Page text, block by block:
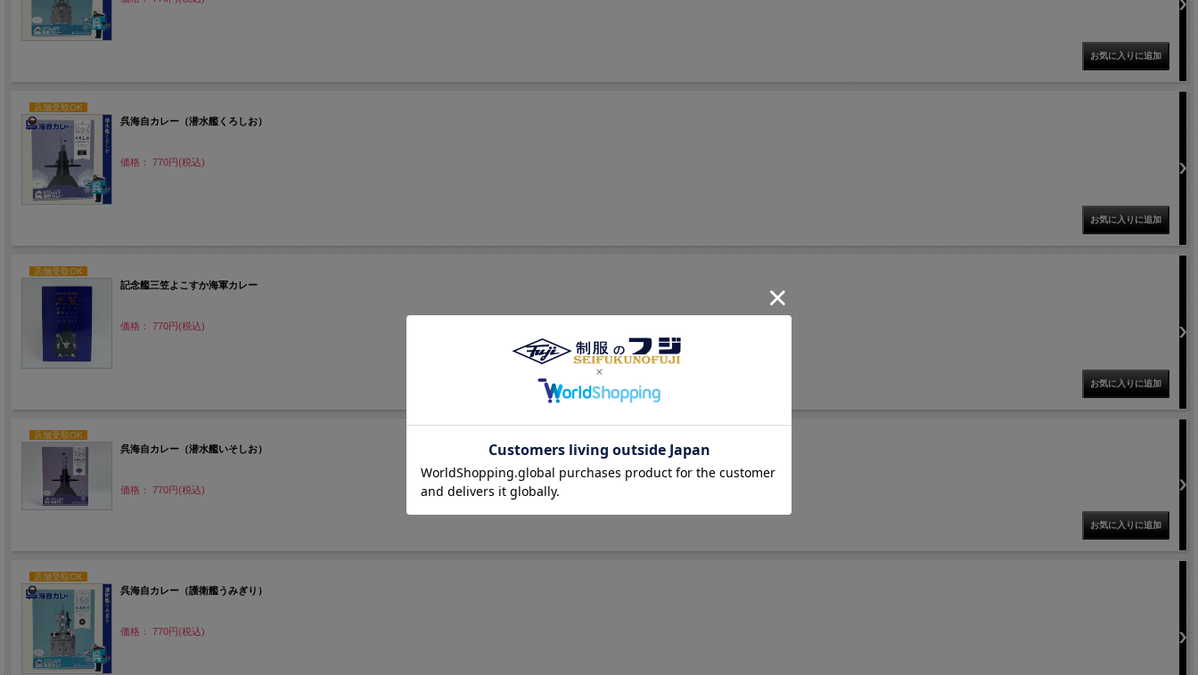
店舗受取OK
呉海自カレー（潜水艦くろしお）
価格： 770円(税込)
店舗受取OK
記念艦三笠よこすか海軍カレー
価格： 770円(税込)
店舗受取OK
呉海自カレー（潜水艦いそしお）
価格： 770円(税込)
店舗受取OK
呉海自カレー（護衛艦うみぎり）
価格： 770円(税込)